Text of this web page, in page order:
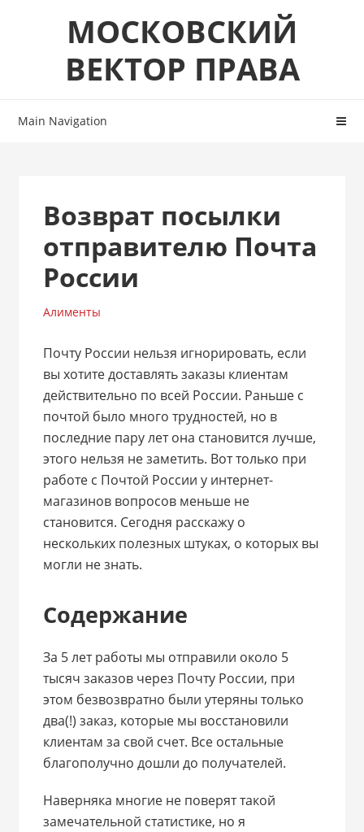
МОСКОВСКИЙ
ВЕКТОР ПРАВА
Main Navigation
Возврат посылки
отправителю Почта
России
Алименты
Почту России нельзя игнорировать, если
вы хотите доставлять заказы клиентам
действительно по всей России. Раньше с
почтой было много трудностей, но в
последние пару лет она становится лучше,
этого нельзя не заметить. Вот только при
работе с Почтой России у интернет-
магазинов вопросов меньше не
становится. Сегодня расскажу о
нескольких полезных штуках, о которых вы
могли не знать.
Содержание
За 5 лет работы мы отправили около 5
тысяч заказов через Почту России, при
этом безвозвратно были утеряны только
два(!) заказ, которые мы восстановили
клиентам за свой счет. Все остальные
благополучно дошли до получателей.
Наверняка многие не поверят такой
замечательной статистике, но я